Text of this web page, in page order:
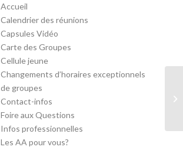
Accueil
Calendrier des réunions
Capsules Vidéo
Carte des Groupes
Cellule jeune
Changements d’horaires exceptionnels
de groupes
Contact-infos
Foire aux Questions
Infos professionnelles
Les AA pour vous?